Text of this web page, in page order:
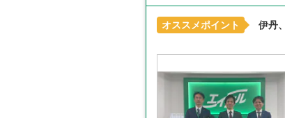
オススメポイント 伊丹